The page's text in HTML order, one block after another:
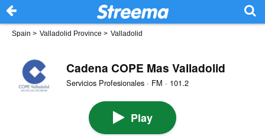
Spain > Valladolid Province > Valladolid
Cadena COPE Mas Valladolid
Servicios Profesionales · FM · 101.2
Play